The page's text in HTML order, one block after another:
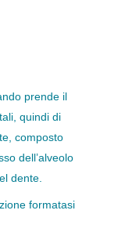
prende il
quindi di
composto
dell’alveolo
dente.
formatasi